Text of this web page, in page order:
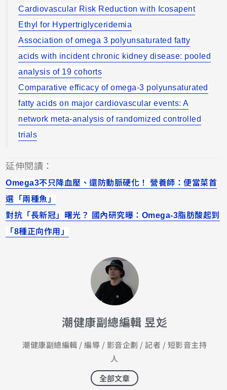
Cardiovascular Risk Reduction with Icosapent
Ethyl for Hypertriglyceridemia
Association of omega 3 polyunsaturated fatty
acids with incident chronic kidney disease: pooled
analysis of 19 cohorts
Comparative efficacy of omega-3 polyunsaturated
fatty acids on major cardiovascular events: A
network meta-analysis of randomized controlled
trials
延伸閱讀：
Omega3不只降血壓、還防動脈硬化！ 營養師：便當菜首
選「兩種魚」
對抗「長新冠」曙光？ 國內研究曝：Omega-3脂肪酸起到
「8種正向作用」
潮健康副總編輯 昱彣
潮健康副總編輯 / 編導 / 影音企劃 / 記者 / 短影音主持
人
全部文章